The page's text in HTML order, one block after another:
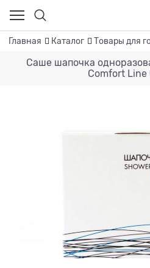
Главная Каталог Товары для
Саше шапочка
Сomfort Line